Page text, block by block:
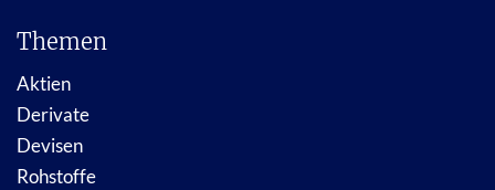
Themen
Aktien
Derivate
Devisen
Rohstoffe